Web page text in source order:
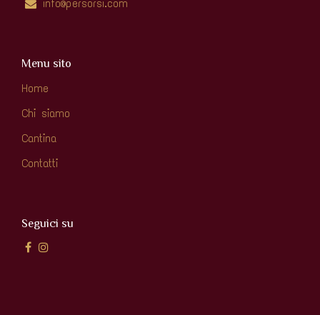
info@persorsi.com
Menu sito
Home
Chi siamo
Cantina
Contatti
Seguici su